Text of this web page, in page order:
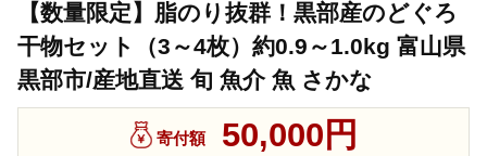
【数量限定】脂のり抜群！黒部産のどぐろ
干物セット（3～4枚）約0.9～1.0kg 富山県
黒部市/産地直送 旬 魚介 魚 さかな
寄付額 50,000円